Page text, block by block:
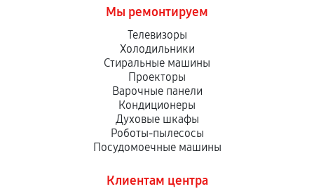
Мы ремонтируем
Телевизоры
Холодильники
Стиральные машины
Проекторы
Варочные панели
Кондиционеры
Духовые шкафы
Роботы-пылесосы
Посудомоечные машины
Клиентам центра